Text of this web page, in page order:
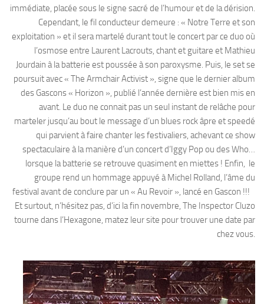
immédiate, placée sous le signe sacré de l’humour et de la dérision.
Cependant, le fil conducteur demeure : « Notre Terre et son
exploitation » et il sera martelé durant tout le concert par ce duo où
l’osmose entre Laurent Lacrouts, chant et guitare et Mathieu
Jourdain à la batterie est poussée à son paroxysme. Puis, le set se
poursuit avec « The Armchair Activist », signe que le dernier album
des Gascons « Horizon », publié l’année dernière est bien mis en
avant. Le duo ne connait pas un seul instant de relâche pour
marteler jusqu’au bout le message d’un blues rock âpre et speedé
qui parvient à faire chanter les festivaliers, achevant ce show
spectaculaire à la manière d’un concert d’Iggy Pop ou des Who…
lorsque la batterie se retrouve quasiment en miettes ! Enfin, le
groupe rend un hommage appuyé à Michel Rolland, l’âme du
festival avant de conclure par un « Au Revoir », lancé en Gascon !!!
Et surtout, n’hésitez pas, d’ici la fin novembre, The Inspector Cluzo
tourne dans l’Hexagone, matez leur site pour trouver une date par
chez vous.